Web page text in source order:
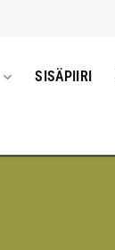
SISÄPIIRI